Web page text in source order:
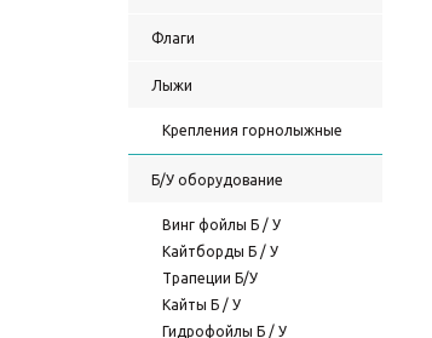
Флаги
Лыжи
Крепления горнолыжные
Б/У оборудование
Винг фойлы Б / У
Кайтборды Б / У
Трапеции Б/У
Кайты Б / У
Гидрофойлы Б / У